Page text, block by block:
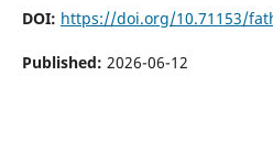
DOI: https://doi.org/10.71153/
Published: 2026-06-12